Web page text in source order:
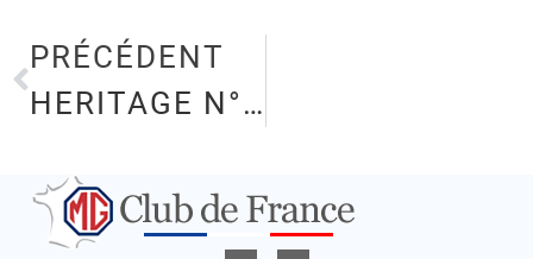
PRÉCÉDENT
HERITAGE N°80 FEVRIER 2026